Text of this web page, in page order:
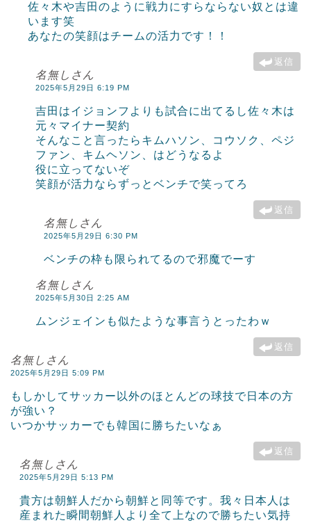
佐々木や吉田のように戦力にすらならない奴とは違
います笑
あなたの笑顔はチームの活力です！！
返信
名無しさん
2025年5月29日 6:19 PM
吉田はイジョンフよりも試合に出てるし佐々木は
元々マイナー契約
そんなこと言ったらキムハソン、コウソク、ペジ
ファン、キムヘソン、はどうなるよ
役に立ってないぞ
笑顔が活力ならずっとベンチで笑ってろ
返信
名無しさん
2025年5月29日 6:30 PM
ベンチの枠も限られてるので邪魔でーす
名無しさん
2025年5月30日 2:25 AM
ムンジェインも似たような事言うとったわｗ
返信
名無しさん
2025年5月29日 5:09 PM
もしかしてサッカー以外のほとんどの球技で日本の方
が強い？
いつかサッカーでも韓国に勝ちたいなぁ
返信
名無しさん
2025年5月29日 5:13 PM
貴方は朝鮮人だから朝鮮と同等です。我々日本人は
産まれた瞬間朝鮮人より全て上なので勝ちたい気持